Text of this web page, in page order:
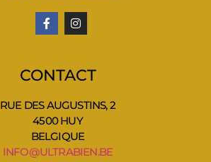
CONTACT
RUE DES AUGUSTINS, 2
4500 HUY
BELGIQUE
INFO@ULTRABIEN.BE